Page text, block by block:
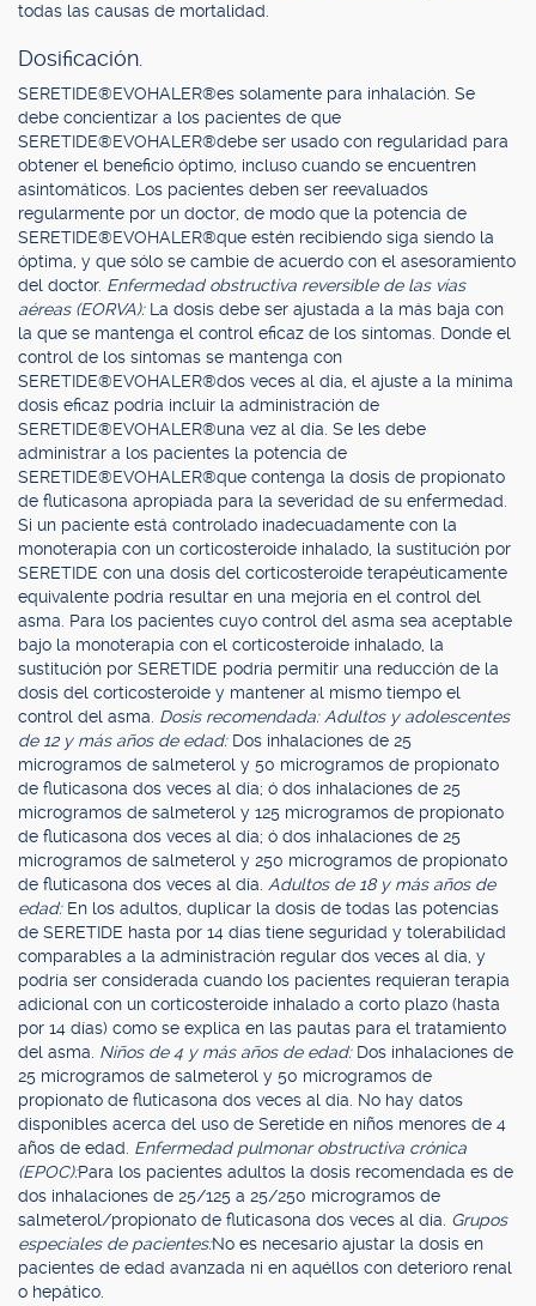
todas las causas de mortalidad.
Dosificación.
SERETIDE®EVOHALER®es solamente para inhalación. Se
debe concientizar a los pacientes de que
SERETIDE®EVOHALER®debe ser usado con regularidad para
obtener el beneficio óptimo, incluso cuando se encuentren
asintomáticos. Los pacientes deben ser reevaluados
regularmente por un doctor, de modo que la potencia de
SERETIDE®EVOHALER®que estén recibiendo siga siendo la
óptima, y que sólo se cambie de acuerdo con el asesoramiento
del doctor. Enfermedad obstructiva reversible de las vías
aéreas (EORVA): La dosis debe ser ajustada a la más baja con
la que se mantenga el control eficaz de los síntomas. Donde el
control de los síntomas se mantenga con
SERETIDE®EVOHALER®dos veces al día, el ajuste a la mínima
dosis eficaz podría incluir la administración de
SERETIDE®EVOHALER®una vez al día. Se les debe
administrar a los pacientes la potencia de
SERETIDE®EVOHALER®que contenga la dosis de propionato
de fluticasona apropiada para la severidad de su enfermedad.
Si un paciente está controlado inadecuadamente con la
monoterapia con un corticosteroide inhalado, la sustitución por
SERETIDE con una dosis del corticosteroide terapéuticamente
equivalente podría resultar en una mejoría en el control del
asma. Para los pacientes cuyo control del asma sea aceptable
bajo la monoterapia con el corticosteroide inhalado, la
sustitución por SERETIDE podría permitir una reducción de la
dosis del corticosteroide y mantener al mismo tiempo el
control del asma. Dosis recomendada: Adultos y adolescentes
de 12 y más años de edad: Dos inhalaciones de 25
microgramos de salmeterol y 50 microgramos de propionato
de fluticasona dos veces al día; ó dos inhalaciones de 25
microgramos de salmeterol y 125 microgramos de propionato
de fluticasona dos veces al día; ó dos inhalaciones de 25
microgramos de salmeterol y 250 microgramos de propionato
de fluticasona dos veces al día. Adultos de 18 y más años de
edad: En los adultos, duplicar la dosis de todas las potencias
de SERETIDE hasta por 14 días tiene seguridad y tolerabilidad
comparables a la administración regular dos veces al día, y
podría ser considerada cuando los pacientes requieran terapia
adicional con un corticosteroide inhalado a corto plazo (hasta
por 14 días) como se explica en las pautas para el tratamiento
del asma. Niños de 4 y más años de edad: Dos inhalaciones de
25 microgramos de salmeterol y 50 microgramos de
propionato de fluticasona dos veces al día. No hay datos
disponibles acerca del uso de Seretide en niños menores de 4
años de edad. Enfermedad pulmonar obstructiva crónica
(EPOC):Para los pacientes adultos la dosis recomendada es de
dos inhalaciones de 25/125 a 25/250 microgramos de
salmeterol/propionato de fluticasona dos veces al día. Grupos
especiales de pacientes:No es necesario ajustar la dosis en
pacientes de edad avanzada ni en aquéllos con deterioro renal
o hepático.